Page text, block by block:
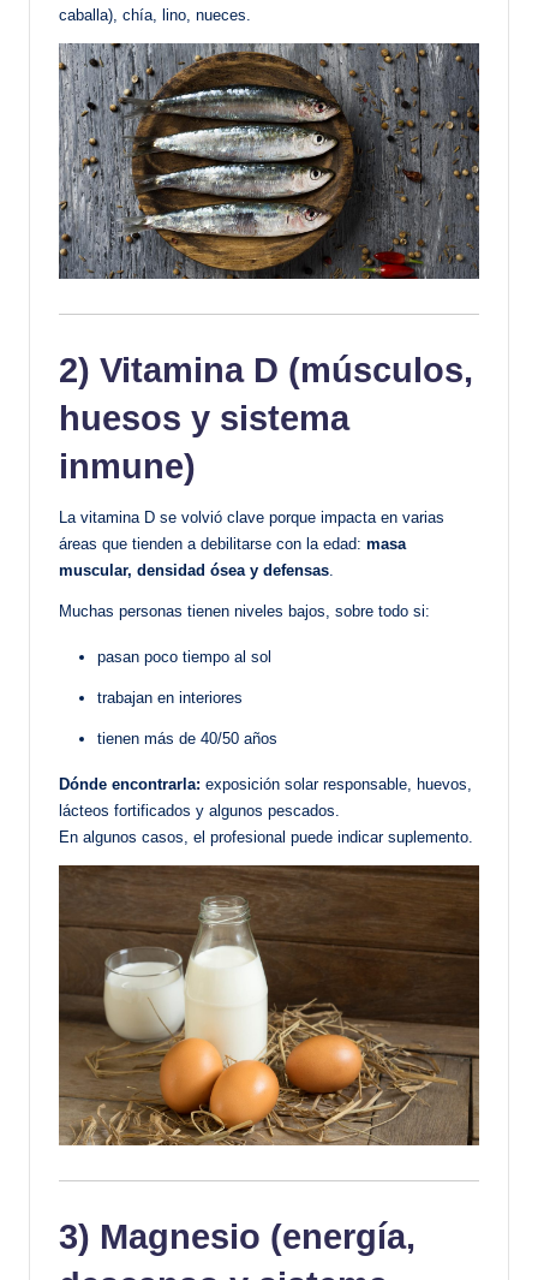
caballa), chía, lino, nueces.
2) Vitamina D (músculos,
huesos y sistema
inmune)
La vitamina D se volvió clave porque impacta en varias
áreas que tienden a debilitarse con la edad: masa
muscular, densidad ósea y defensas
Muchas personas tienen niveles bajos, sobre todo si:
pasan poco tiempo al sol
trabajan en interiores
tienen más de 40/50 años
Dónde encontrarla: exposición solar responsable, huevos,
lácteos fortificados y algunos pescados.
En algunos casos, el profesional puede indicar suplemento.
3) Magnesio (energía,